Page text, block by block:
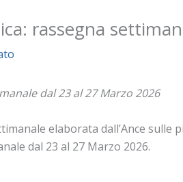
rassegna
dal 23 al 27 Marzo 2026
elaborata dall’Ance
dal 23 al 27 Marzo 2026.